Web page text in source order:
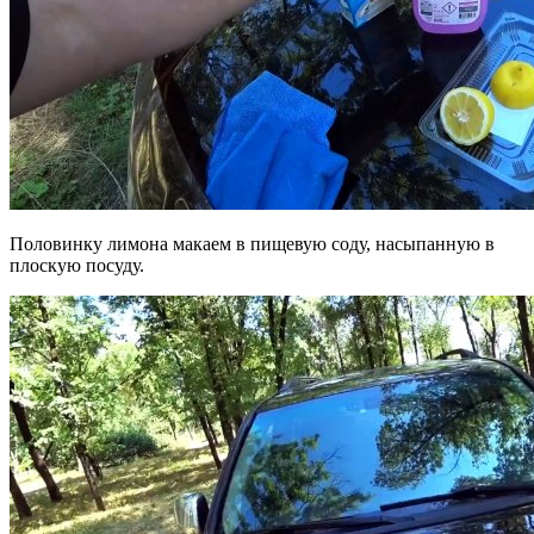
Половинку лимона макаем в пищевую соду, насыпанную в
плоскую посуду.